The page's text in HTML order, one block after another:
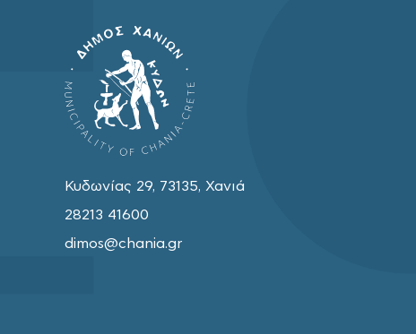
Κυδωνίας 29, 73135, Χανιά
28213 41600
dimos@chania.gr